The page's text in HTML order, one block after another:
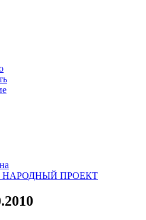
НАРОДНЫЙ ПРОЕКТ